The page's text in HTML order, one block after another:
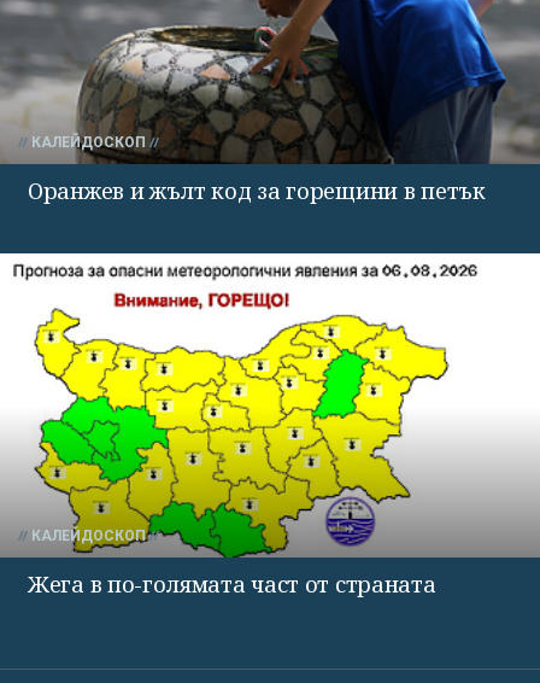
КАЛЕЙДОСКОП
Оранжев и жълт код за горещини в петък
КАЛЕЙДОСКОП
Жега в по-голямата част от страната